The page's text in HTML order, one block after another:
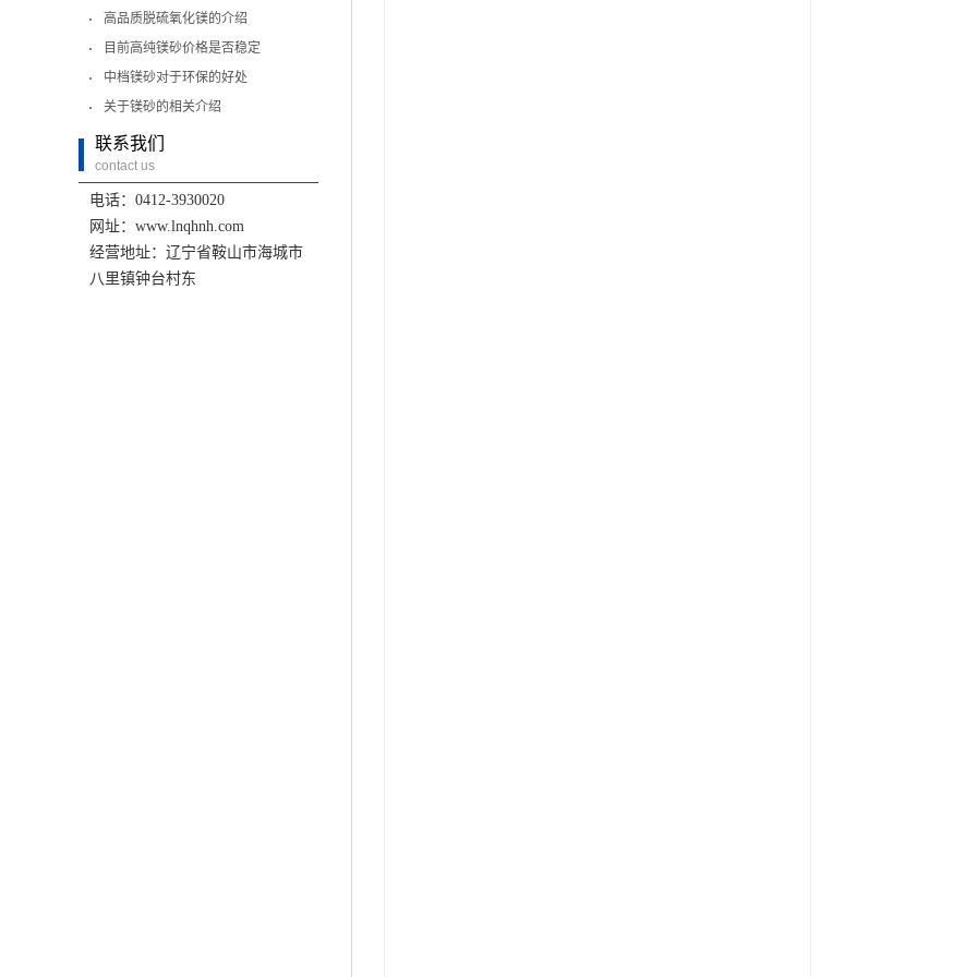
高品质脱硫氧化镁的介绍
目前高纯镁砂价格是否稳定
中档镁砂对于环保的好处
关于镁砂的相关介绍
联系我们
contact us
电话：0412-3930020
网址：www.lnqhnh.com
经营地址：辽宁省鞍山市海城市
八里镇钟台村东